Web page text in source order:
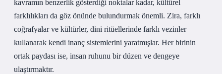
kavramın benzerlik gösterdiği noktalar kadar, kültürel
farklılıkları da göz önünde bulundurmak önemli. Zira, farklı
coğrafyalar ve kültürler, dini ritüellerinde farklı vezinler
kullanarak kendi inanç sistemlerini yaratmışlar. Her birinin
ortak paydası ise, insan ruhunu bir düzen ve dengeye
ulaştırmaktır.